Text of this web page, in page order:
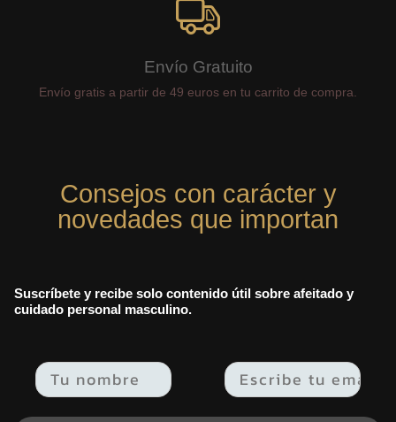
Envío Gratuito
Envío gratis a partir de 49 euros en tu carrito de compra.
Consejos con carácter y
novedades que importan
Suscríbete y recibe solo contenido útil sobre afeitado y
cuidado personal masculino.
Email